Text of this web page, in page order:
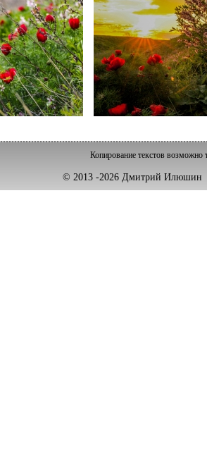
Копирование текстов возможно
© 2013 -2026 Дмитрий